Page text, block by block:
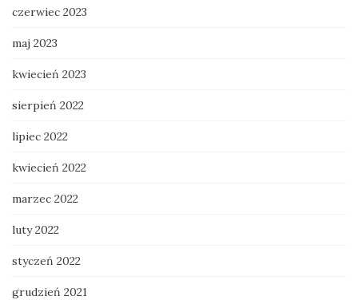
czerwiec 2023
maj 2023
kwiecień 2023
sierpień 2022
lipiec 2022
kwiecień 2022
marzec 2022
luty 2022
styczeń 2022
grudzień 2021